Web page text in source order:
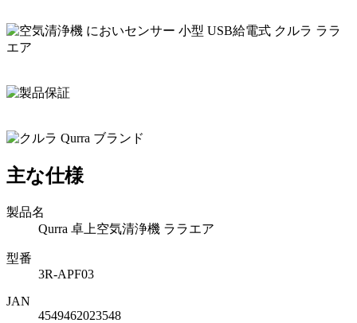
主な仕様
製品名
Qurra 卓上空気清浄機 ララエア
型番
3R-APF03
JAN
4549462023548